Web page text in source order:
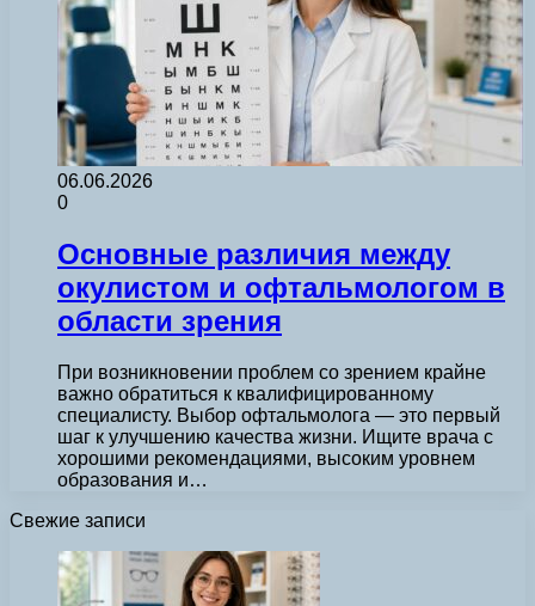
06.06.2026
0
Основные различия между
окулистом и офтальмологом в
области зрения
При возникновении проблем со зрением крайне
важно обратиться к квалифицированному
специалисту. Выбор офтальмолога — это первый
шаг к улучшению качества жизни. Ищите врача с
хорошими рекомендациями, высоким уровнем
образования и…
Свежие записи